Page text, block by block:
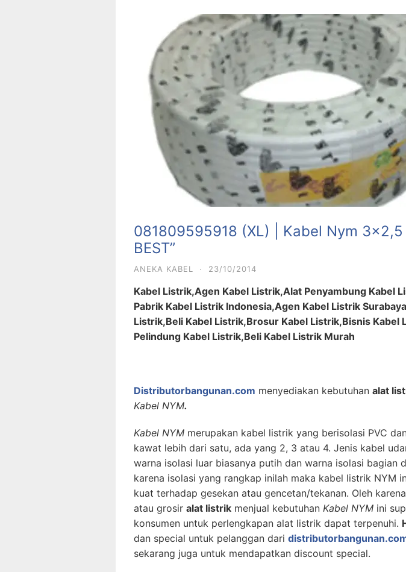
081809595918 (XL) | Kabel Nym 3×2,5
BEST”
ANEKA KABEL · 23/10/2014
Kabel Listrik,Agen Kabel Listrik,Alat Penyambung Kabel
Pabrik Kabel Listrik Indonesia,Agen Kabel Listrik
Listrik,Beli Kabel Listrik,Brosur Kabel Listrik,Bisnis Kabel
Pelindung Kabel Listrik,Beli Kabel Listrik Murah
Distributorbangunan.com menyediakan kebutuhan alat
Kabel NYM.
Kabel NYM merupakan kabel listrik yang berisolasi PVC
kawat lebih dari satu, ada yang 2, 3 atau 4. Jenis kabel
warna isolasi luar biasanya putih dan warna isolasi bagian
karena isolasi yang rangkap inilah maka kabel listrik NYM
kuat terhadap gesekan atau gencetan/tekanan. Oleh
atau grosir alat listrik menjual kebutuhan Kabel NYM ini
konsumen untuk perlengkapan alat listrik dapat terpenuhi.
dan special untuk pelanggan dari
sekarang juga untuk mendapatkan discount special.